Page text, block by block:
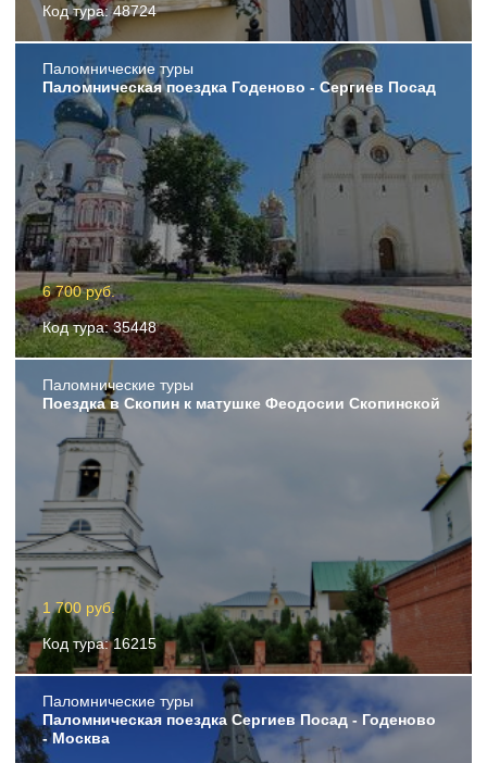
Код тура: 48724
Пaломнические туры
Паломническая поездка Годеново - Сергиев Посад
6 700 руб.
Код тура: 35448
Пaломнические туры
Поездка в Скопин к матушке Феодосии Скопинской
1 700 руб.
Код тура: 16215
Пaломнические туры
Паломническая поездка Сергиев Посад - Годеново
- Москва